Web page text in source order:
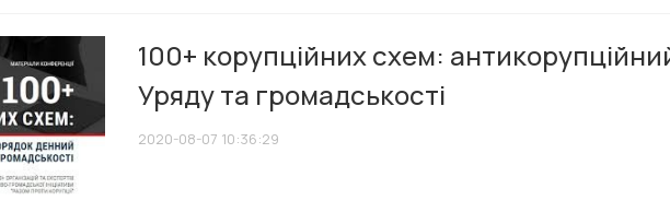
100+ корупційних схем:
Уряду та громадськості
2020-08-07 10:36:29